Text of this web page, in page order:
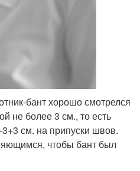
бант хорошо смотрелся
не более 3 см., то есть
см. на припуски швов.
чтобы бант был